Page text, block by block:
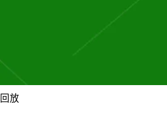
回放